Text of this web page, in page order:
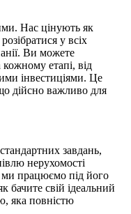
Нас цінують як
у всіх
Ви можете
етапі, від
інвестиціями. Це
дійсно важливо для
завдань,
нерухомості
працюємо під його
бачите свій ідеальний
яка повністю